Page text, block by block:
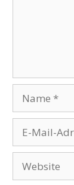
Mail-
Adresse